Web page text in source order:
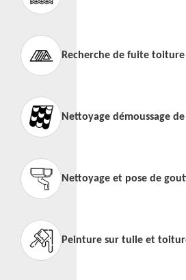
Recherche de fuite toiture
Nettoyage démoussage
Nettoyage et pose de
Peinture sur tuile et